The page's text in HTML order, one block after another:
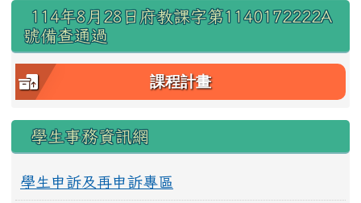
右邊區域內容
114年8月28日府教課字第1140172222A
號備查通過
課程計畫
學生事務資訊網
學生申訴及再申訴專區